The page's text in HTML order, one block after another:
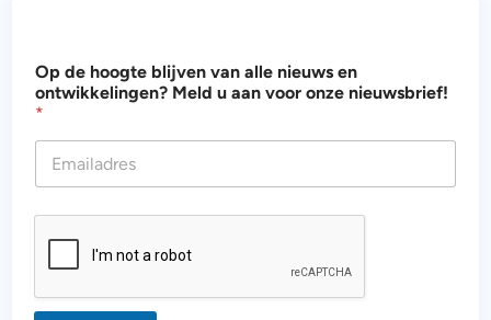
n
z
e
b
v
Op de hoogte blijven van alle nieuws en
ontwikkelingen? Meld u aan voor onze nieuwsbrief!
*